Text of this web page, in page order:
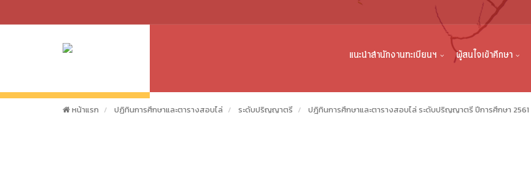
แนะนำสำนักงานทะเบียนฯ ผู้สนใจเข้าศึกษา
หน้าแรก ปฏิทินการศึกษาและตารางสอบไล่ ระดับปริญญาตรี ปฎิทินการศึกษาและตารางสอบไล่ ระดับปริญญาตรี ปีการศึกษา 2561